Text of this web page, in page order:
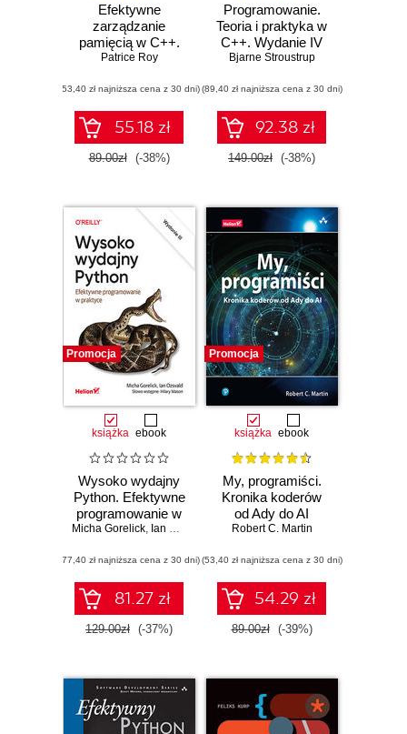
Efektywne
zarządzanie
pamięcią w C++.
Praktyczne
tworzenia lekkiego,
bezpiecznego i
niezawodnego
oprogramowania
Patrice Roy
(53,40 zł najniższa cena z 30 dni)
55.18 zł
89.00zł (-38%)
Programowanie.
Teoria i praktyka w
C++. Wydanie IV
Bjarne Stroustrup
(89,40 zł najniższa cena z 30 dni)
92.38 zł
149.00zł (-38%)
Promocja
książka ebook
Wysoko wydajny
Python. Efektywne
programowanie w
praktyce. Wydanie
Micha Gorelick, Ian Ozsvald Hilary Mason
(77,40 zł najniższa cena z 30 dni)
81.27 zł
129.00zł (-37%)
Promocja
książka ebook
My, programiści.
Kronika koderów
od Ady do AI
Robert C. Martin
(53,40 zł najniższa cena z 30 dni)
54.29 zł
89.00zł (-39%)